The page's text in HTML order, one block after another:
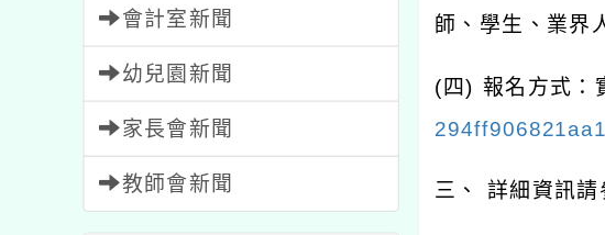
會計室新聞
幼兒園新聞
家長會新聞
教師會新聞
師、學生、業界
(四) 報名方式：
三、 詳細資訊